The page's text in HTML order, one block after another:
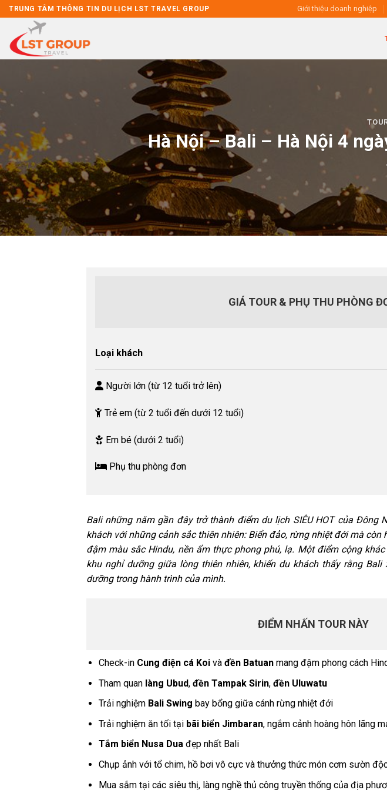
Skip
to
content
TRUNG TÂM THÔNG TIN DU LỊCH LST TRAVEL GROUP Giới thiệu doanh nghiệp
Hà Nội – Bali – Hà Nội 4
GIÁ TOUR & PHỤ THU PHÒNG
Loại khách
Người lớn (từ 12 tuổi trở lên)
Trẻ em (từ 2 tuổi đến dưới 12 tuổi)
Em bé (dưới 2 tuổi)
Phụ thu phòng đơn
Bali những năm gần đây trở thành điểm du lịch SIÊU HOT của Đông
khách với những cảnh sắc thiên nhiên: Biển đảo, rừng nhiệt đới mà
đậm màu sắc Hindu, nền ẩm thực phong phú, lạ. Một điểm cộng
khu nghỉ dưỡng giữa lòng thiên nhiên, khiến du khách thấy rằng
dưỡng trong hành trình của mình.
ĐIỂM NHẤN TOUR NÀY
Check-in Cung điện cá Koivà đền Batuanmang đậm phong cách
Tham quan làng Ubud, đền Tampak Sirin, đền Uluwatu
Trải nghiệm Bali Swing bay bổng giữa cánh rừng nhiệt đới
Trải nghiệm ăn tối tại bãi biển Jimbaran, ngắm cảnh hoàng hôn lãng
Tắm biển Nusa Duađẹp nhất Bali
Chụp ảnh với tổ chim, hồ bơi vô cực và thưởng thức món cơm sườn
Mua sắm tại các siêu thị, làng nghề thủ công truyền thống của địa